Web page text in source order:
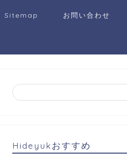
Sitemap お問い合わせ
Hideyukおすすめ